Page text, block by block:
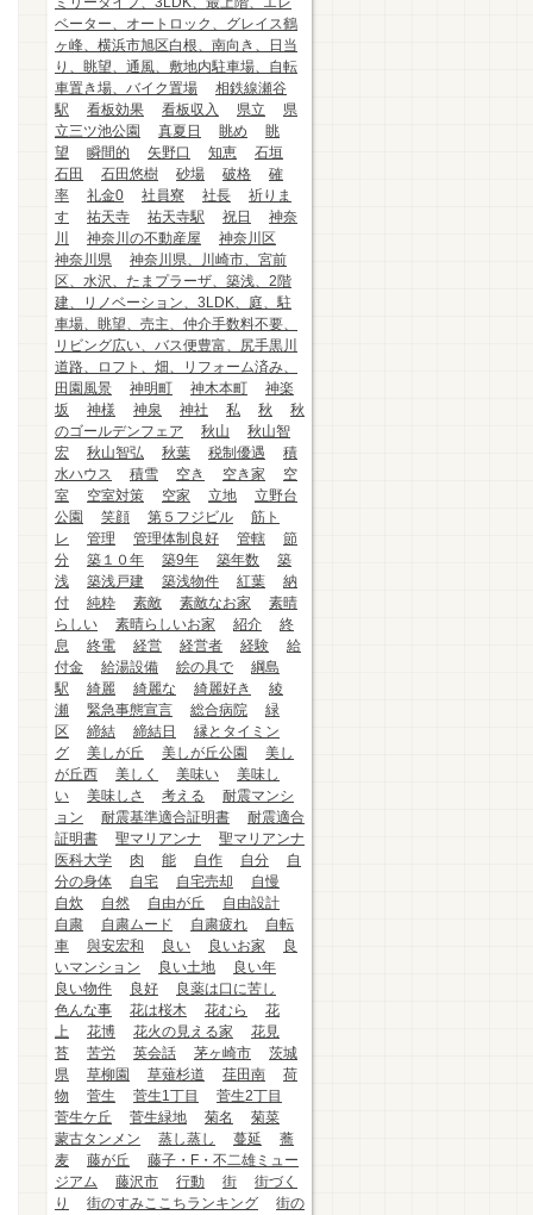
ベーター、オートロック、グレイス鶴
ヶ峰、横浜市旭区白根、南向き、日当
り、眺望、通風、敷地内駐車場、自転
車置き場、バイク置場
相鉄線瀬谷
駅
看板効果 看板収入 県立
県
立三ツ池公園
真夏日 眺め
眺
望
瞬間的 矢野口 知恵
石垣
石田
石田悠樹 砂場 破格
確
率
礼金0 社員寮 社長
祈りま
す
祐天寺 祐天寺駅 祝日
神奈
川
神奈川の不動産屋
神奈川区
神奈川県
神奈川県、川崎市、宮前
区、水沢、たまプラーザ、築浅、2階
建、リノベーション、3LDK、庭、駐
車場、眺望、売主、仲介手数料不要、
リビング広い、バス便豊富、尻手黒川
道路、ロフト、畑、リフォーム済み、
田園風景
神明町 神木本町
神楽
坂
神様 神泉 神社 私 秋
秋
のゴールデンフェア
秋山
秋山智
宏
秋山智弘 秋葉 税制優遇
積
水ハウス
積雪 空き 空き家
空
室
空室対策 空家 立地
立野台
公園
笑顔 第５フジビル
筋ト
レ
管理 管理体制良好 管轄
節
分
築１０年 築9年 築年数
築
浅
築浅戸建 築浅物件 紅葉
納
付
純粋 素敵 素敵なお家
素晴
らしい
素晴らしいお家 紹介
終
息
終電 経営 経営者 経験
給
付金
給湯設備 絵の具で
綱島
駅
綺麗 綺麗な 綺麗好き
綾
瀬
緊急事態宣言 総合病院
緑
区
締結 締結日
縁とタイミン
グ
美しが丘 美しが丘公園
美し
が丘西
美しく 美味い
美味し
い
美味しさ 考える
耐震マンシ
ョン
耐震基準適合証明書
耐震適合
証明書
聖マリアンナ
聖マリアンナ
医科大学
肉 能 自作 自分
自
分の身体
自宅 自宅売却
自慢
自炊
自然 自由が丘
自由設計
自粛
自粛ムード 自粛疲れ
自転
車
與安宏和 良い 良いお家
良
いマンション
良い土地
良い年
良い物件
良好
良薬は口に苦し
色んな事
花は桜木 花むら
花
上
花博 花火の見える家
花見
苔
苦労 英会話 茅ヶ崎市
茨城
県
草柳園 草薙杉道 荏田南
荷
物
菅生 菅生1丁目
菅生2丁目
菅生ケ丘
菅生緑地 菊名
菊菜
蒙古タンメン
蒸し蒸し 蔓延
蕎
麦
藤が丘
藤子・F・不二雄ミュー
ジアム
藤沢市 行動 街
街づく
り
街のすみここちランキング
街の